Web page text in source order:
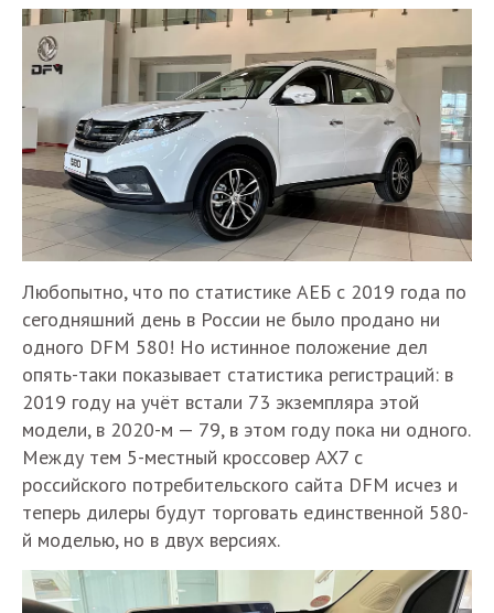
Любопытно, что по статистике АЕБ с 2019 года по
сегодняшний день в России не было продано ни
одного DFM 580! Но истинное положение дел
опять-таки показывает статистика регистраций: в
2019 году на учёт встали 73 экземпляра этой
модели, в 2020-м — 79, в этом году пока ни одного.
Между тем 5-местный кроссовер AX7 с
российского потребительского сайта DFM исчез и
теперь дилеры будут торговать единственной 580-
й моделью, но в двух версиях.